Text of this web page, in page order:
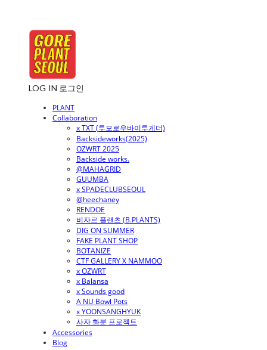
LOG IN 로그인
PLANT
Collaboration
x TXT (투모로우바이투게더)
Backsideworks(2025)
OZWRT 2025
Backside works.
@MAHAGRID
GUUMBA
x SPADECLUBSEOUL
@heechaney
RENDOE
비자르 플랜츠 (B.PLANTS)
DIG ON SUMMER
FAKE PLANT SHOP
BOTANIZE
CTF GALLERY X NAMMOO
x OZWRT
x Balansa
x Sounds good
A NU Bowl Pots
x YOONSANGHYUK
사자 화분 프로젝트
Accessories
Blog